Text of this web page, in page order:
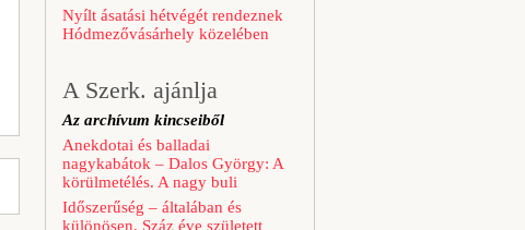
Nyílt ásatási hétvégét rendeznek
Hódmezővásárhely közelében
A Szerk. ajánlja
Az archívum kincseiből
Anekdotai és balladai
nagykabátok – Dalos György: A
körülmetélés. A nagy buli
Időszerűség – általában és
különösen. Száz éve született